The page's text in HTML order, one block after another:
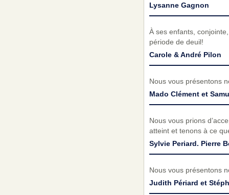
Lysanne Gagnon
À ses enfants,
période de deuil!
Carole & André Pilon
Nous vous présentons
Mado Clément et
Nous vous prions
atteint et tenons à ce
Sylvie Periard. Pierre
Nous vous présentons
Judith Périard et